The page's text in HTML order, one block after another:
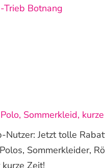
Trieb Botnang
Sommerkleid,
Nutzer: Jetzt tolle
Sommerkleider,